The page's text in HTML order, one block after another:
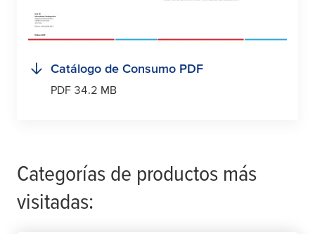
Catálogo de Consumo PDF
PDF 34.2 MB
Categorías de productos más
visitadas: